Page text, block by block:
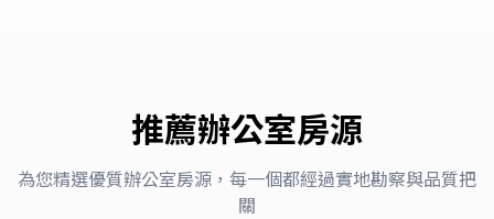
推薦辦公室房源
為您精選優質辦公室房源，每一個都經過實地勘察與品質把
關